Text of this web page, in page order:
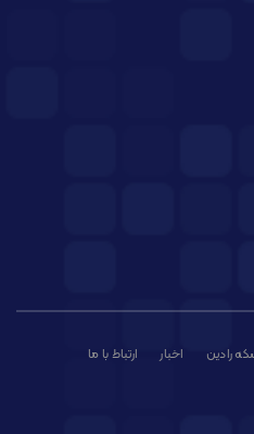
رادین اخبار ارتباط با ما